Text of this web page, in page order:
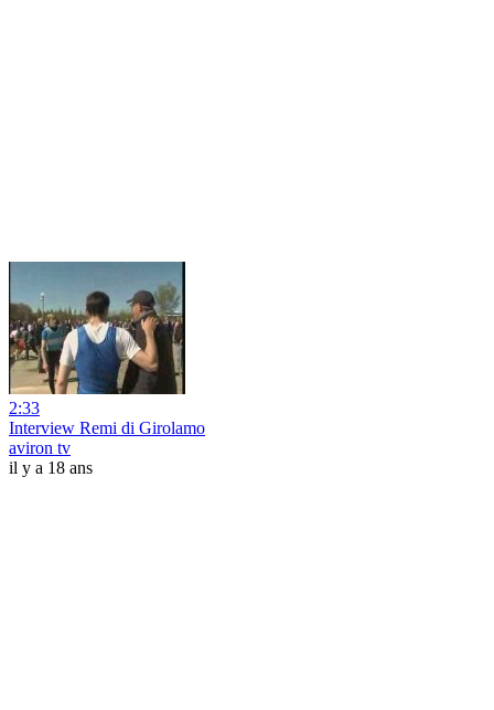
2:33
Interview Remi di Girolamo
aviron tv
il y a 18 ans